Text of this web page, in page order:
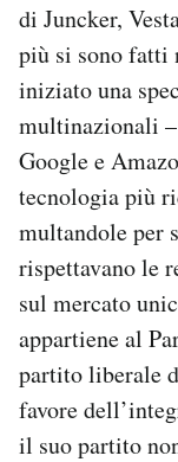
di Juncker,
più si sono fatti
iniziato una
multinazionali
Google e
tecnologia più
multandole per
rispettavano le
sul mercato
appartiene al
partito liberale
favore
il suo partito